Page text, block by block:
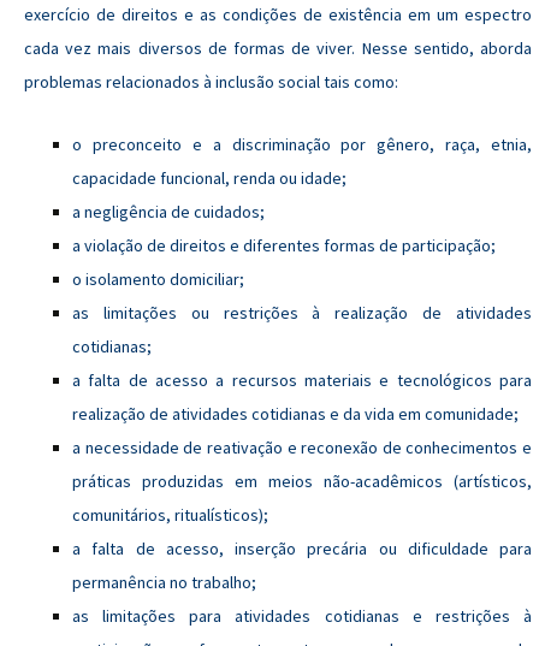
exercício de direitos e as condições de existência em um espectro
cada vez mais diversos de formas de viver. Nesse sentido, aborda
problemas relacionados à inclusão social tais como:
o preconceito e a discriminação por gênero, raça, etnia,
capacidade funcional, renda ou idade;
a negligência de cuidados;
a violação de direitos e diferentes formas de participação;
o isolamento domiciliar;
as limitações ou restrições à realização de atividades
cotidianas;
a falta de acesso a recursos materiais e tecnológicos para
realização de atividades cotidianas e da vida em comunidade;
a necessidade de reativação e reconexão de conhecimentos e
práticas produzidas em meios não-acadêmicos (artísticos,
comunitários, ritualísticos);
a falta de acesso, inserção precária ou dificuldade para
permanência no trabalho;
as limitações para atividades cotidianas e restrições à